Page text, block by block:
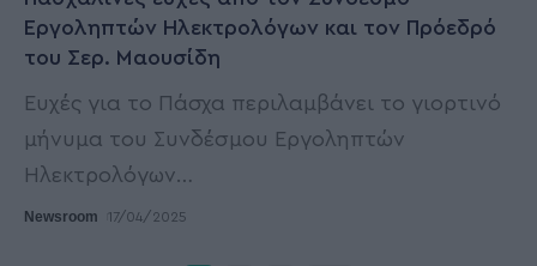
Εργοληπτών Ηλεκτρολόγων και τον Πρόεδρό
του Σερ. Μαουσίδη
Ευχές για το Πάσχα περιλαμβάνει το γιορτινό
μήνυμα του Συνδέσμου Εργοληπτών
Ηλεκτρολόγων…
Newsroom 17/04/2025